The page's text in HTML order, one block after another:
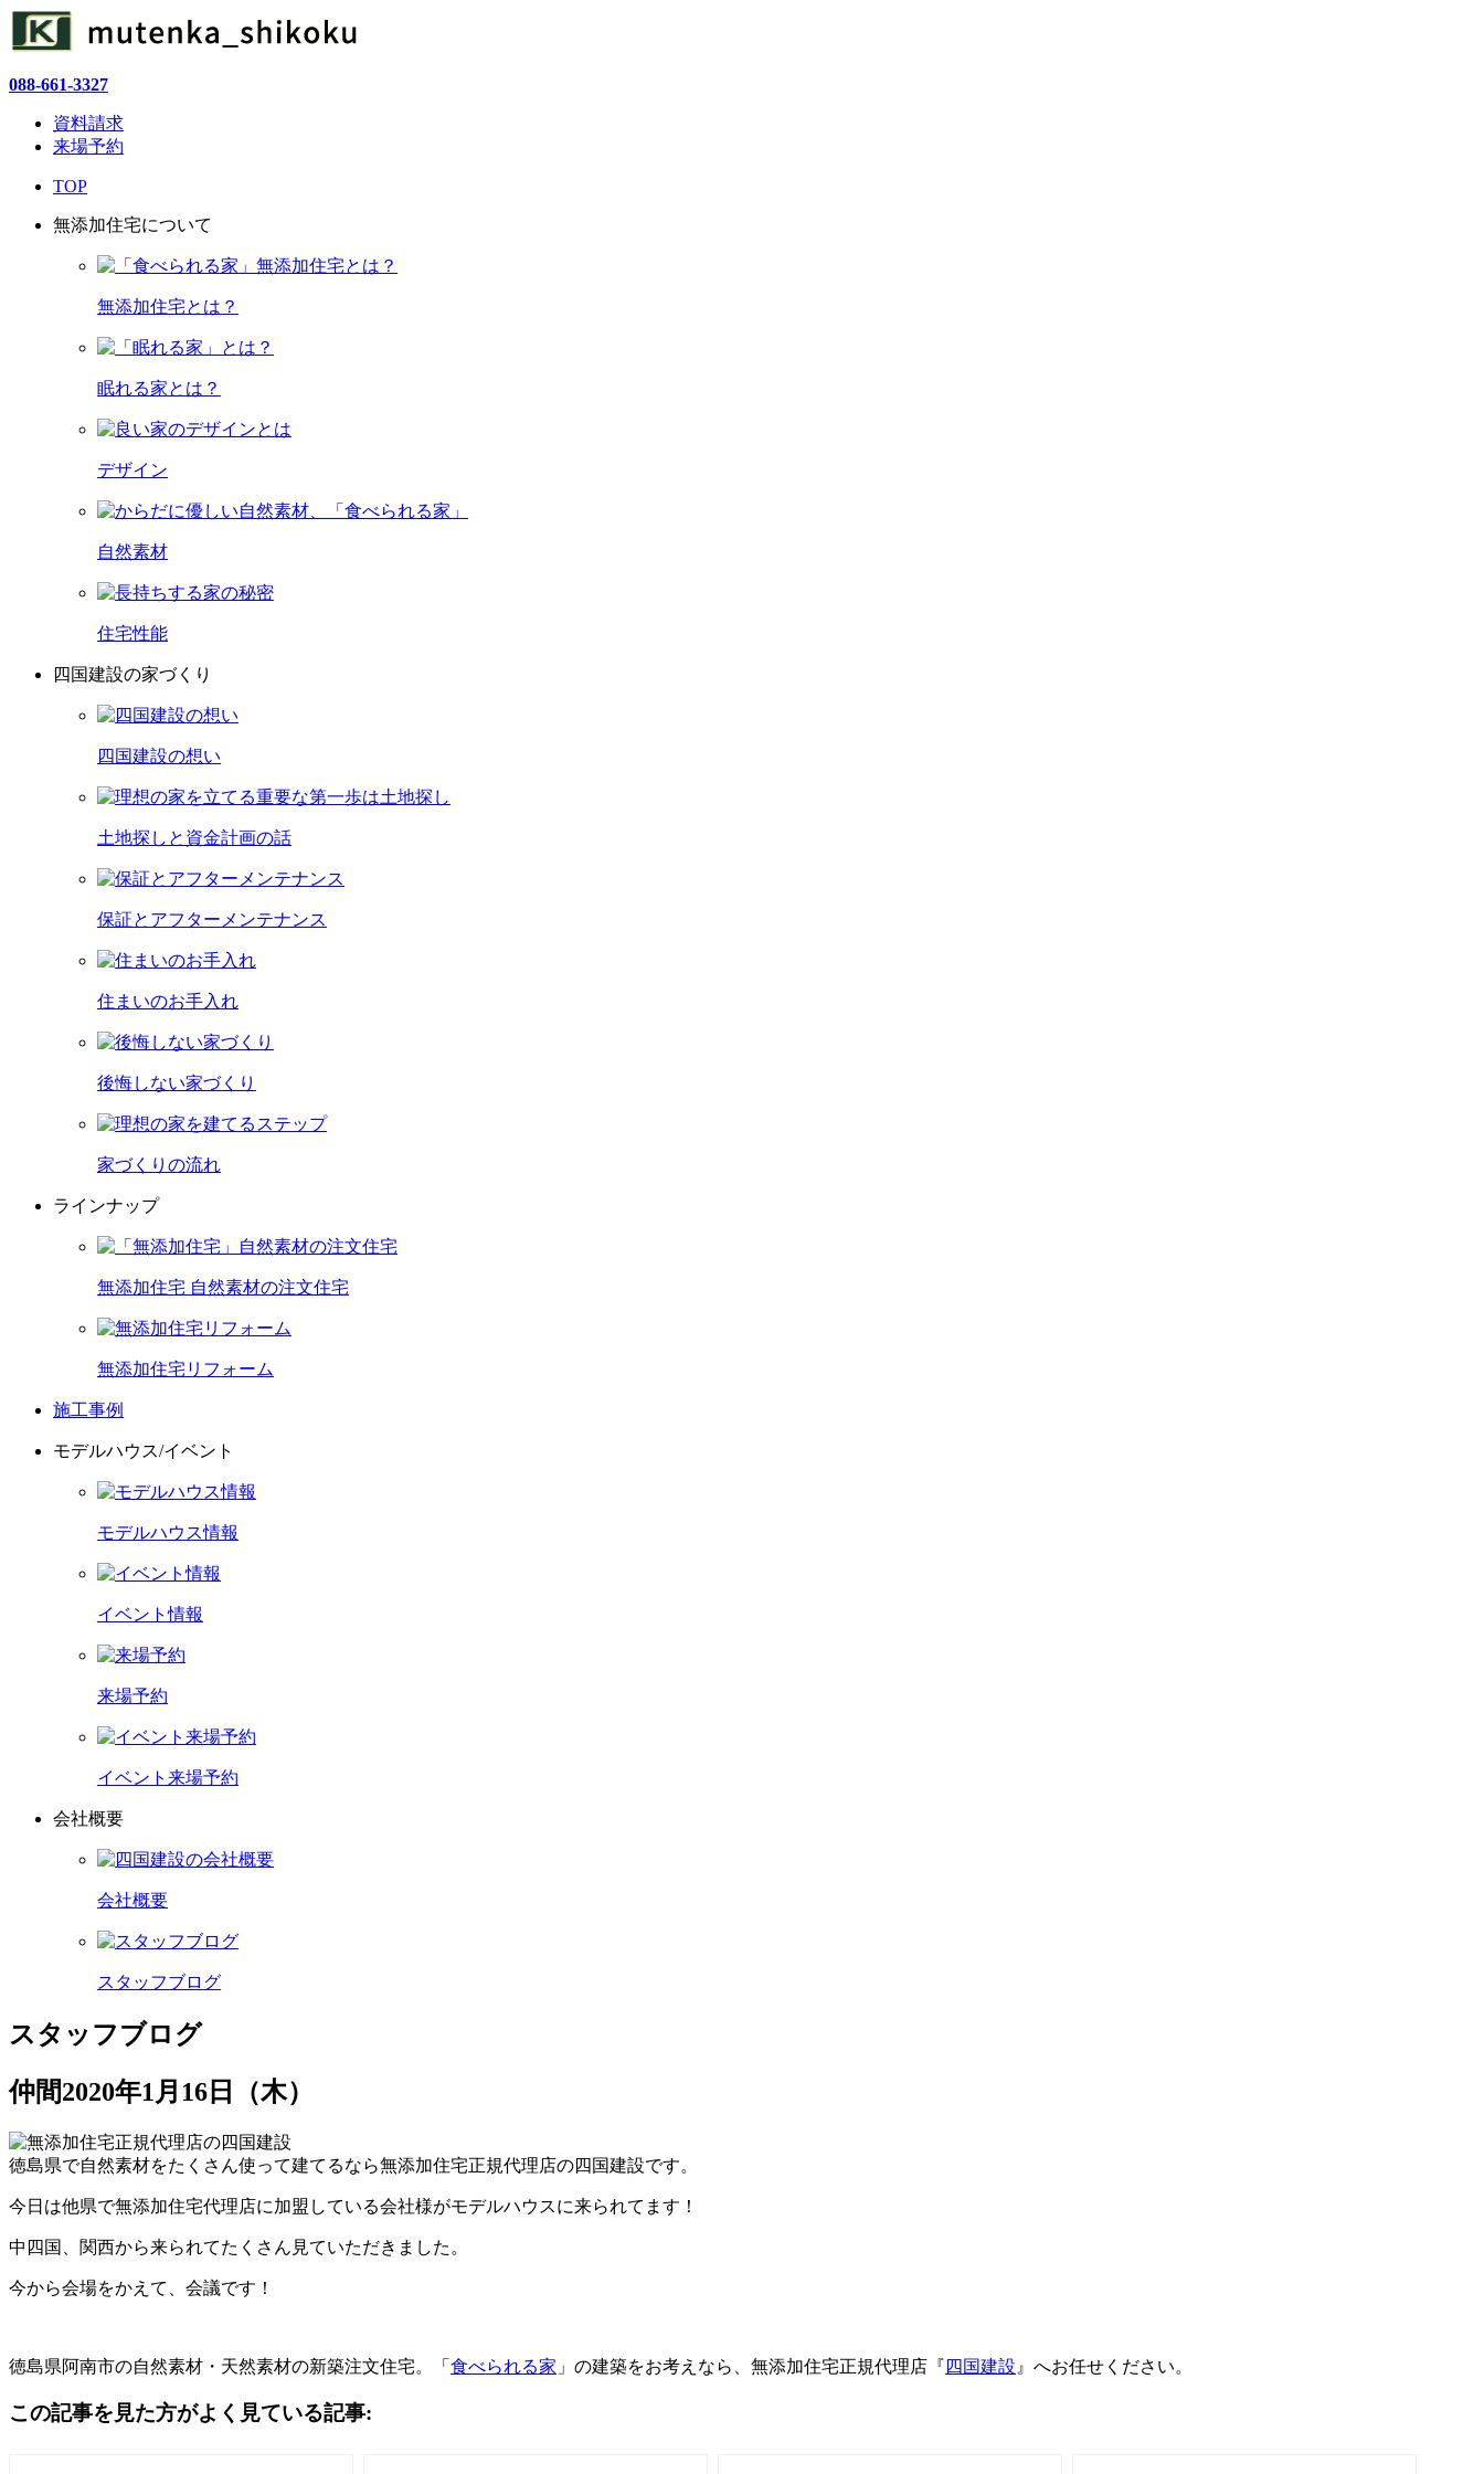
088-661-3327
資料請求
来場予約
TOP
無添加住宅について
無添加住宅とは？
眠れる家とは？
デザイン
自然素材
住宅性能
四国建設の家づくり
四国建設の想い
土地探しと資金計画の話
保証とアフターメンテナンス
住まいのお手入れ
後悔しない家づくり
家づくりの流れ
ラインナップ
無添加住宅 自然素材の注文住宅
無添加住宅リフォーム
施工事例
モデルハウス/イベント
モデルハウス情報
イベント情報
来場予約
イベント来場予約
会社概要
会社概要
スタッフブログ
スタッフブログ
仲間2020年1月16日（木）
徳島県で自然素材をたくさん使って建てるなら無添加住宅正規代理店の四国建設です。
今日は他県で無添加住宅代理店に加盟している会社様がモデルハウスに来られてます！
中四国、関西から来られてたくさん見ていただきました。
今から会場をかえて、会議です！
徳島県阿南市の自然素材・天然素材の新築注文住宅。「 食べられる家 」の建築をお考えなら、無添加住宅正規代理店『 四国建設 』へお任せください。
この記事を見た方がよく見ている記事: